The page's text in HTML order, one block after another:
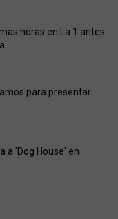
horas en La 1 antes
para presentar
a 'Dog House' en